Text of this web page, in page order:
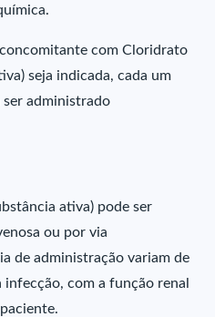
com Cloridrato
seja indicada, cada um
administrado
ativa) pode ser
ou por via
de administração variam de
com a função renal